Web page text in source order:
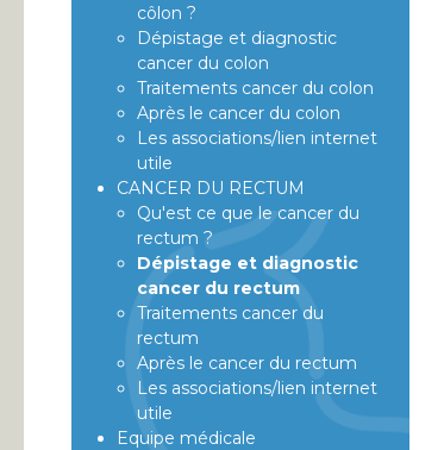
côlon ?
Dépistage et diagnostic
cancer du colon
Traitements cancer du colon
Après le cancer du colon
Les associations/lien internet
utile
CANCER DU RECTUM
Qu'est ce que le cancer du
rectum ?
Dépistage et diagnostic
cancer du rectum
Traitements cancer du
rectum
Après le cancer du rectum
Les associations/lien internet
utile
Equipe médicale